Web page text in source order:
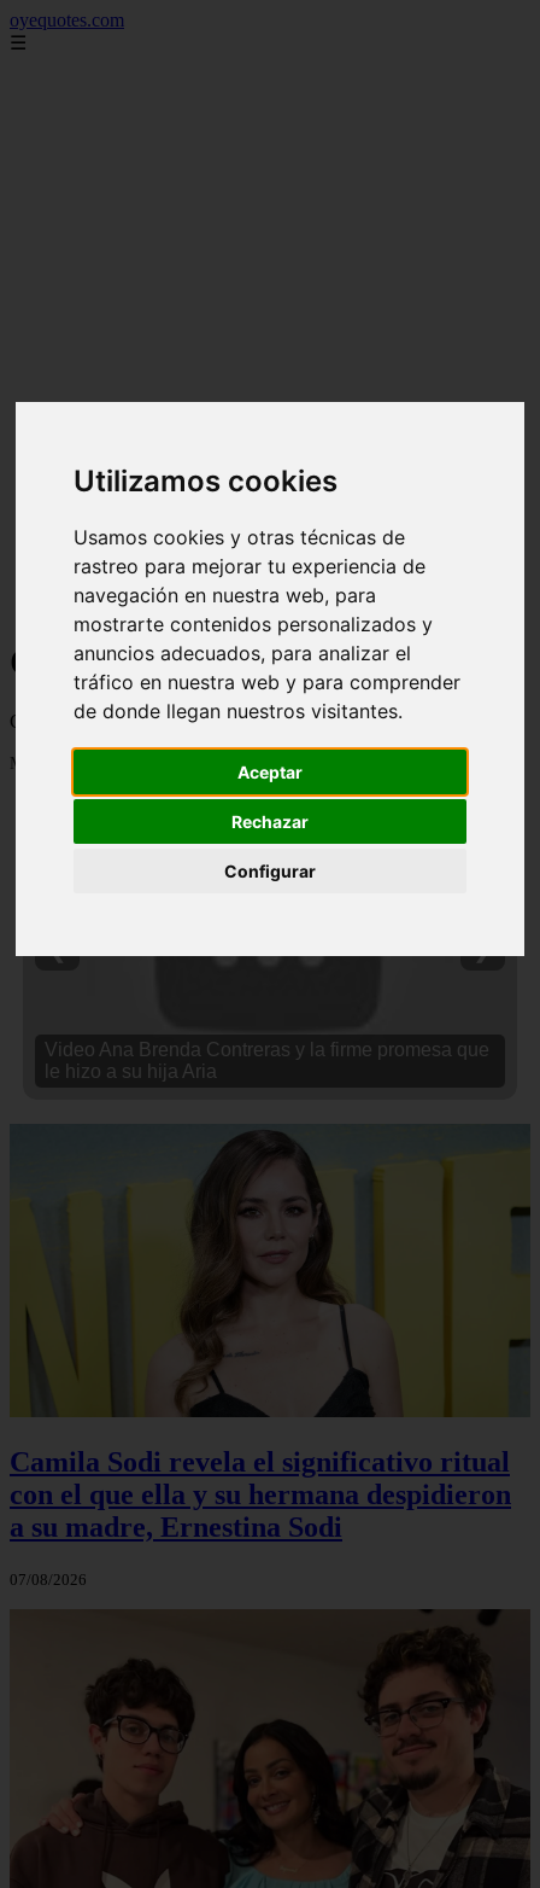
Utilizamos cookies
Usamos cookies y otras técnicas de
rastreo para mejorar tu experiencia de
navegación en nuestra web, para
mostrarte contenidos personalizados y
anuncios adecuados, para analizar el
tráfico en nuestra web y para comprender
de donde llegan nuestros visitantes.
Aceptar
Rechazar
Configurar
oyequotes.com
☰
Curiosidades y Sabias que
Cosas curiosas, curiosidades, noticias impactantes y mucho mas
Mostrando 1 - 24 de 2838 artículos
Video Ana Brenda Contreras y la firme promesa que
le hizo a su hija Aria
Camila Sodi revela el significativo ritual
con el que ella y su hermana despidieron
a su madre, Ernestina Sodi
07/08/2026